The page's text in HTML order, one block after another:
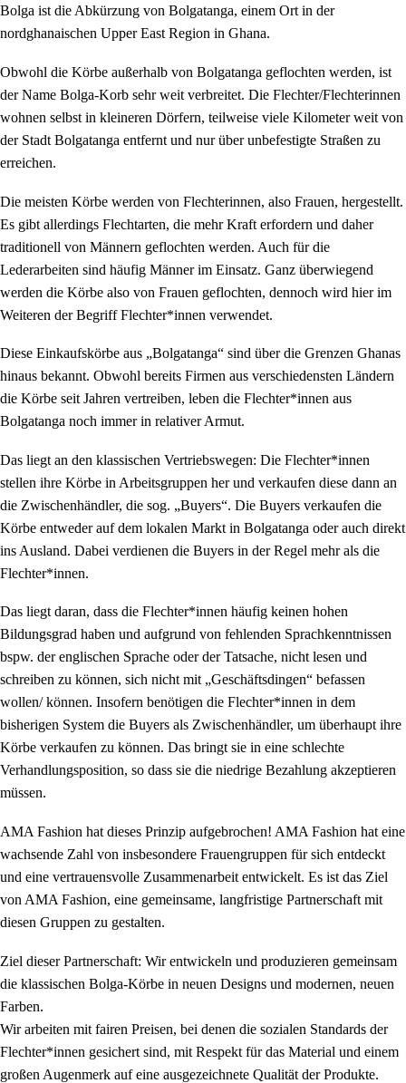
Bolga ist die Abkürzung von Bolgatanga, einem Ort in der
nordghanaischen Upper East Region in Ghana.
Obwohl die Körbe außerhalb von Bolgatanga geflochten werden, ist
der Name Bolga-Korb sehr weit verbreitet. Die Flechter/Flechterinnen
wohnen selbst in kleineren Dörfern, teilweise viele Kilometer weit von
der Stadt Bolgatanga entfernt und nur über unbefestigte Straßen zu
erreichen.
Die meisten Körbe werden von Flechterinnen, also Frauen, hergestellt.
Es gibt allerdings Flechtarten, die mehr Kraft erfordern und daher
traditionell von Männern geflochten werden. Auch für die
Lederarbeiten sind häufig Männer im Einsatz. Ganz überwiegend
werden die Körbe also von Frauen geflochten, dennoch wird hier im
Weiteren der Begriff Flechter*innen verwendet.
Diese Einkaufskörbe aus „Bolgatanga“ sind über die Grenzen Ghanas
hinaus bekannt. Obwohl bereits Firmen aus verschiedensten Ländern
die Körbe seit Jahren vertreiben, leben die Flechter*innen aus
Bolgatanga noch immer in relativer Armut.
Das liegt an den klassischen Vertriebswegen: Die Flechter*innen
stellen ihre Körbe in Arbeitsgruppen her und verkaufen diese dann an
die Zwischenhändler, die sog. „Buyers“. Die Buyers verkaufen die
Körbe entweder auf dem lokalen Markt in Bolgatanga oder auch direkt
ins Ausland. Dabei verdienen die Buyers in der Regel mehr als die
Flechter*innen.
Das liegt daran, dass die Flechter*innen häufig keinen hohen
Bildungsgrad haben und aufgrund von fehlenden Sprachkenntnissen
bspw. der englischen Sprache oder der Tatsache, nicht lesen und
schreiben zu können, sich nicht mit „Geschäftsdingen“ befassen
wollen/ können. Insofern benötigen die Flechter*innen in dem
bisherigen System die Buyers als Zwischenhändler, um überhaupt ihre
Körbe verkaufen zu können. Das bringt sie in eine schlechte
Verhandlungsposition, so dass sie die niedrige Bezahlung akzeptieren
müssen.
AMA Fashion hat dieses Prinzip aufgebrochen! AMA Fashion hat eine
wachsende Zahl von insbesondere Frauengruppen für sich entdeckt
und eine vertrauensvolle Zusammenarbeit entwickelt. Es ist das Ziel
von AMA Fashion, eine gemeinsame, langfristige Partnerschaft mit
diesen Gruppen zu gestalten.
Ziel dieser Partnerschaft: Wir entwickeln und produzieren gemeinsam
die klassischen Bolga-Körbe in neuen Designs und modernen, neuen
Farben.
Wir arbeiten mit fairen Preisen, bei denen die sozialen Standards der
Flechter*innen gesichert sind, mit Respekt für das Material und einem
großen Augenmerk auf eine ausgezeichnete Qualität der Produkte.